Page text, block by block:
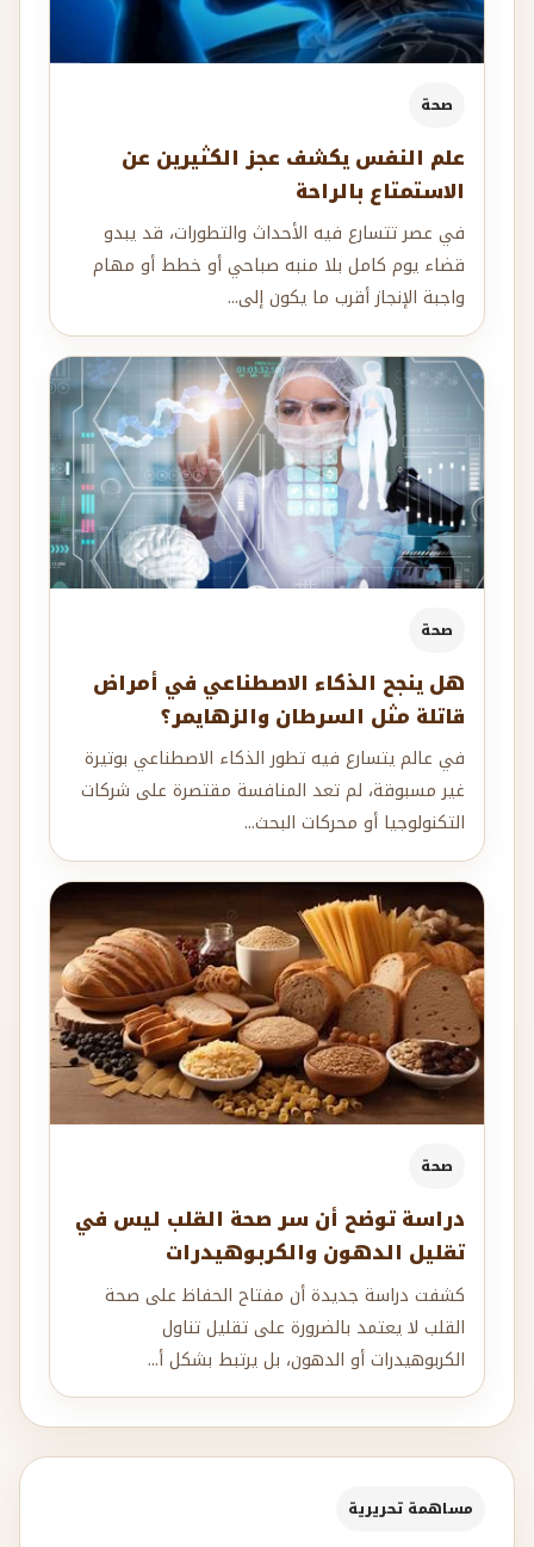
صحة
علم النفس يكشف عجز الكثيرين عن
الاستمتاع بالراحة
في عصر تتسارع فيه الأحداث والتطورات، قد يبدو
قضاء يوم كامل بلا منبه صباحي أو خطط أو مهام
واجبة الإنجاز أقرب ما يكون إلى...
صحة
هل ينجح الذكاء الاصطناعي في أمراض
قاتلة مثل السرطان والزهايمر؟
في عالم يتسارع فيه تطور الذكاء الاصطناعي بوتيرة
غير مسبوقة، لم تعد المنافسة مقتصرة على شركات
التكنولوجيا أو محركات البحث...
صحة
دراسة توضح أن سر صحة القلب ليس في
تقليل الدهون والكربوهيدرات
كشفت دراسة جديدة أن مفتاح الحفاظ على صحة
القلب لا يعتمد بالضرورة على تقليل تناول
الكربوهيدرات أو الدهون، بل يرتبط بشكل أ...
مساهمة تحريرية